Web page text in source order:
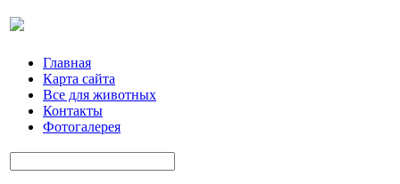
Главная
Карта сайта
Все для животных
Контакты
Фотогалерея